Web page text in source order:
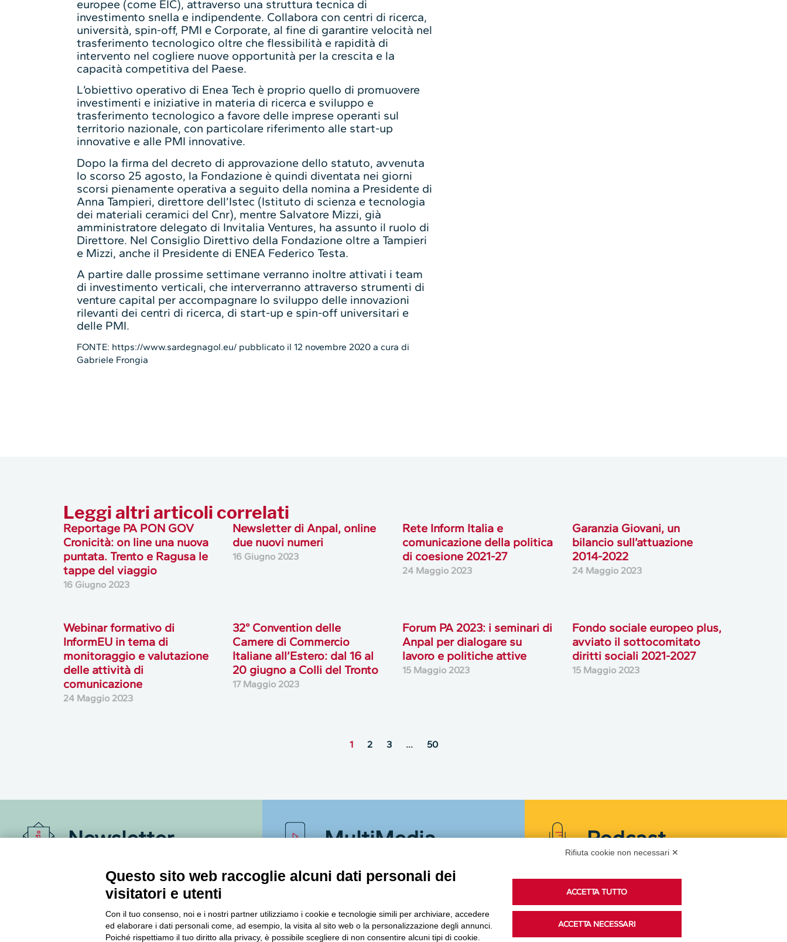
europee (come EIC), attraverso una struttura tecnica di
investimento snella e indipendente. Collabora con centri di ricerca,
università, spin-off, PMI e Corporate, al fine di garantire velocità nel
trasferimento tecnologico oltre che flessibilità e rapidità di
intervento nel cogliere nuove opportunità per la crescita e la
capacità competitiva del Paese.
L’obiettivo operativo di Enea Tech è proprio quello di promuovere
investimenti e iniziative in materia di ricerca e sviluppo e
trasferimento tecnologico a favore delle imprese operanti sul
territorio nazionale, con particolare riferimento alle start-up
innovative e alle PMI innovative.
Dopo la firma del decreto di approvazione dello statuto, avvenuta
lo scorso 25 agosto, la Fondazione è quindi diventata nei giorni
scorsi pienamente operativa a seguito della nomina a Presidente di
Anna Tampieri, direttore dell’Istec (Istituto di scienza e tecnologia
dei materiali ceramici del Cnr), mentre Salvatore Mizzi, già
amministratore delegato di Invitalia Ventures, ha assunto il ruolo di
Direttore. Nel Consiglio Direttivo della Fondazione oltre a Tampieri
e Mizzi, anche il Presidente di ENEA Federico Testa.
A partire dalle prossime settimane verranno inoltre attivati i team
di investimento verticali, che interverranno attraverso strumenti di
venture capital per accompagnare lo sviluppo delle innovazioni
rilevanti dei centri di ricerca, di start-up e spin-off universitari e
delle PMI.
FONTE: https://www.sardegnagol.eu/ pubblicato il 12 novembre 2020 a cura di
Gabriele Frongia
Leggi altri articoli correlati
Reportage PA PON GOV
Cronicità: on line una nuova
puntata. Trento e Ragusa le
tappe del viaggio
16 Giugno 2023
Newsletter di Anpal, online
due nuovi numeri
16 Giugno 2023
Rete Inform Italia e
comunicazione della politica
di coesione 2021-27
24 Maggio 2023
Garanzia Giovani, un
bilancio sull’attuazione
2014-2022
24 Maggio 2023
Webinar formativo di
InformEU in tema di
monitoraggio e valutazione
delle attività di
comunicazione
24 Maggio 2023
32° Convention delle
Camere di Commercio
Italiane all’Estero: dal 16 al
20 giugno a Colli del Tronto
17 Maggio 2023
Forum PA 2023: i seminari di
Anpal per dialogare su
lavoro e politiche attive
15 Maggio 2023
Fondo sociale europeo plus,
avviato il sottocomitato
diritti sociali 2021-2027
15 Maggio 2023
1 2 3 … 50
Newsletter
Accedi o iscriviti alla nostra Newsletter Legacoop
Informazioni per restare sempre aggiornati sul
mondo della cooperazione.
MultiMedia Podcast
Ascolta i podcast di approfondimento di Legacoop
Rifiuta cookie non necessari ✕
Questo sito web raccoglie alcuni dati personali dei
visitatori e utenti
Con il tuo consenso, noi e i nostri partner utilizziamo i cookie e tecnologie simili per archiviare, accedere
ed elaborare i dati personali come, ad esempio, la visita al sito web o la personalizzazione degli annunci.
Poiché rispettiamo il tuo diritto alla privacy, è possibile scegliere di non consentire alcuni tipi di cookie.
ACCETTA TUTTO
ACCETTA NECESSARI